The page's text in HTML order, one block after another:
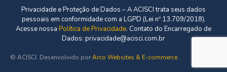
Privacidade e Proteção de Dados – A ACISCI trata seus dados
pessoais em conformidade com a LGPD (Lei nº 13.709/2018).
Acesse nossa Política de Privacidade. Contato do Encarregado de
Dados: privacidade@acisci.com.br
© ACISCI. Desenvolvido porArco Websites & E-commerce.